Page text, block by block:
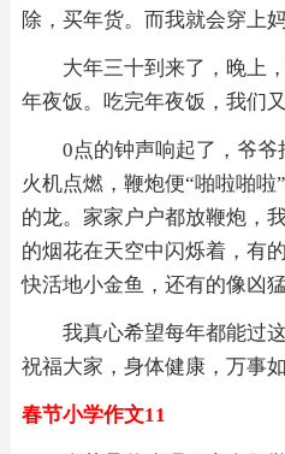
除，买年货。而我就会穿上
大年三十到来了，晚上
年夜饭。吃完年夜饭，我们
0点的钟声响起了，爷
火机点燃，鞭炮便“啪啦啪
的龙。家家户户都放鞭炮，
的烟花在天空中闪烁着，有
快活地小金鱼，还有的像凶
我真心希望每年都能过
祝福大家，身体健康，万事如
春节小学作文11